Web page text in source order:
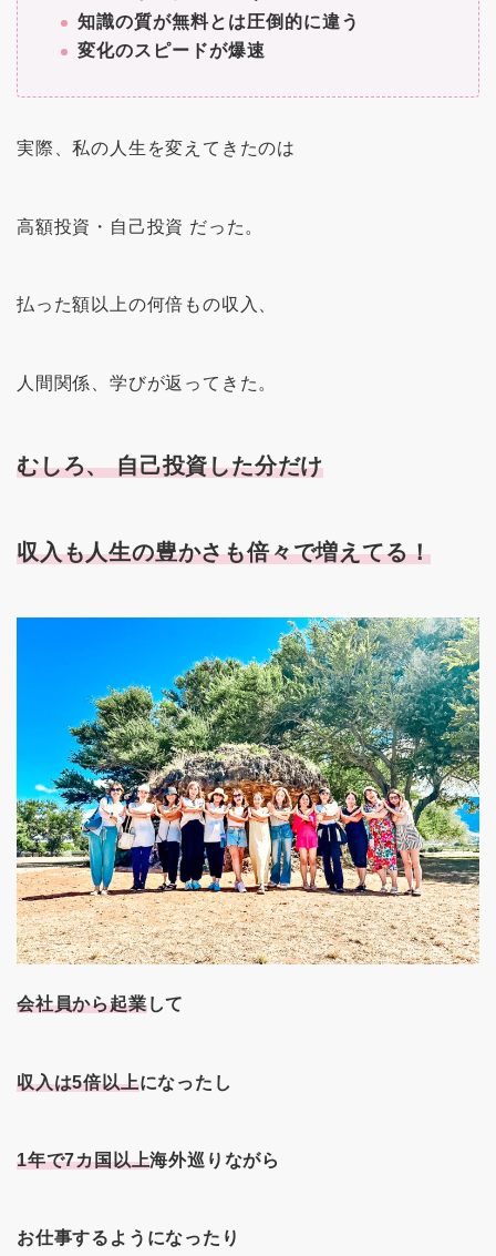
知識の質が無料とは圧倒的に違う
変化のスピードが爆速
実際、私の人生を変えてきたのは
高額投資・自己投資 だった。
払った額以上の何倍もの収入、
人間関係、学びが返ってきた。
むしろ、 自己投資した分だけ
収入も人生の豊かさも倍々で増えてる！
会社員から起業して
収入は5倍以上になったし
1年で7カ国以上海外巡りながら
お仕事するようになったり